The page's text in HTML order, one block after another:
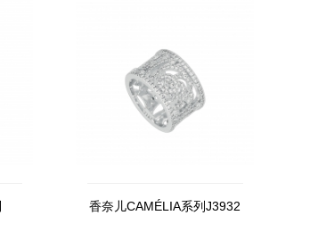
香奈儿CAMÉLIA系列J3932